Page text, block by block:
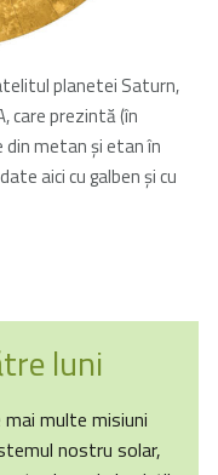
planetei Saturn,
care prezintă (în
metan și etan în
aici cu galben şi cu
luni
multe misiuni
nostru solar,